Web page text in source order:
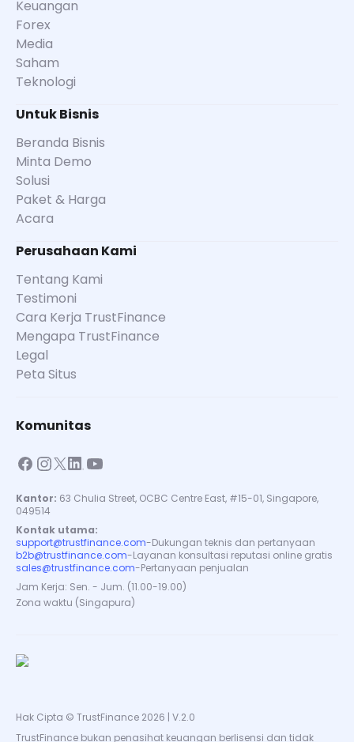
Keuangan
Forex
Media
Saham
Teknologi
Untuk Bisnis
Beranda Bisnis
Minta Demo
Solusi
Paket & Harga
Acara
Perusahaan Kami
Tentang Kami
Testimoni
Cara Kerja TrustFinance
Mengapa TrustFinance
Legal
Peta Situs
Komunitas
Kantor: 63 Chulia Street, OCBC Centre East, #15-01, Singapore,
049514
Kontak utama:
support@trustfinance.com-Dukungan teknis dan pertanyaan
b2b@trustfinance.com-Layanan konsultasi reputasi online gratis
sales@trustfinance.com-Pertanyaan penjualan
Jam Kerja: Sen. - Jum. (11.00-19.00)
Zona waktu (Singapura)
Hak Cipta © TrustFinance 2026 | V.2.0
TrustFinance bukan penasihat keuangan berlisensi dan tidak